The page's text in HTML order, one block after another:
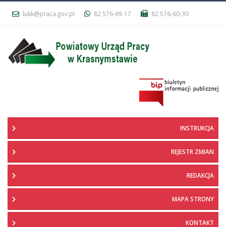
lukk@praca.gov.pl 82 576-69-17 82 576-60-30
INSTRUKCJA
REJESTR ZMIAN
REDAKCJA
MAPA STRONY
KONTAKT